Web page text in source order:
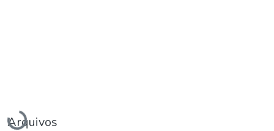
Carregando...
Arquivos